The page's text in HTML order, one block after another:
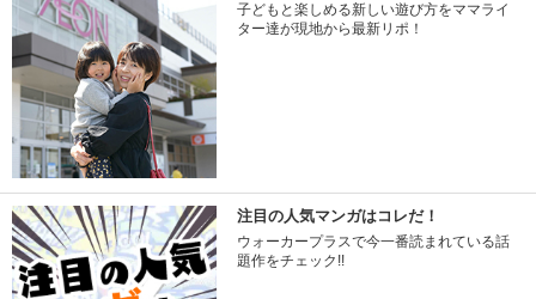
子どもと楽しめる新しい遊び方をママライ
ター達が現地から最新リポ！
注目の人気マンガはコレだ！
ウォーカープラスで今一番読まれている話
題作をチェック!!